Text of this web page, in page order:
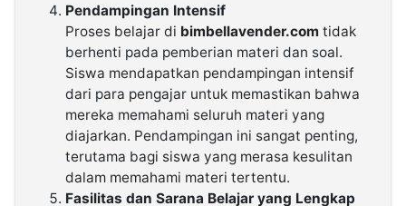
Pendampingan Intensif
Proses belajar di bimbellavender.com tidak
berhenti pada pemberian materi dan soal.
Siswa mendapatkan pendampingan intensif
dari para pengajar untuk memastikan bahwa
mereka memahami seluruh materi yang
diajarkan. Pendampingan ini sangat penting,
terutama bagi siswa yang merasa kesulitan
dalam memahami materi tertentu.
Fasilitas dan Sarana Belajar yang Lengkap